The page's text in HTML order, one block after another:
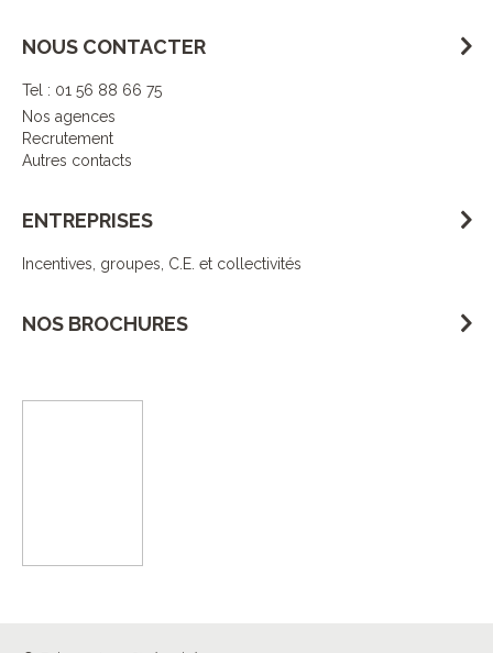
NOUS CONTACTER
Tel : 01 56 88 66 75
Nos agences
Recrutement
Autres contacts
ENTREPRISES
Incentives, groupes, C.E. et collectivités
NOS BROCHURES